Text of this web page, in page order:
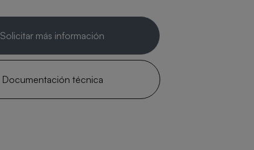
Solicitar más información
Documentación técnica